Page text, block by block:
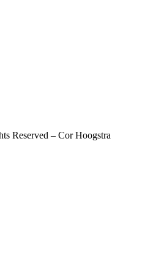
Reserved – Cor Hoogstra